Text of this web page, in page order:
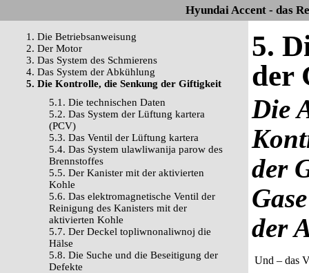
Hyundai Accent - das
1. Die Betriebsanweisung
2. Der Motor
3. Das System des Schmierens
4. Das System der Abkühlung
5. Die Kontrolle, die Senkung der Giftigkeit
5.1. Die technischen Daten
5.2. Das System der Lüftung kartera
(PCV)
5.3. Das Ventil der Lüftung kartera
5.4. Das System ulawliwanija parow des
Brennstoffes
5.5. Der Kanister mit der aktivierten
Kohle
5.6. Das elektromagnetische Ventil der
Reinigung des Kanisters mit der
aktivierten Kohle
5.7. Der Deckel topliwnonaliwnoj die
Hälse
5.8. Die Suche und die Beseitigung der
Defekte
5.
der
Die
der
der
Und – das